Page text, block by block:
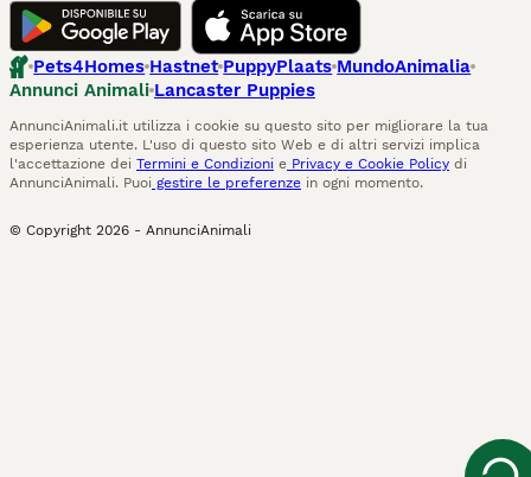
Pets4Homes Hastnet PuppyPlaats MundoAnimalia
Annunci Animali Lancaster Puppies
AnnunciAnimali.it utilizza i cookie su questo sito per migliorare la tua
esperienza utente. L'uso di questo sito Web e di altri servizi implica
l'accettazione dei Termini e Condizioni e Privacy e Cookie Policy di
AnnunciAnimali. Puoi gestire le preferenze in ogni momento.
© Copyright 2026 - AnnunciAnimali